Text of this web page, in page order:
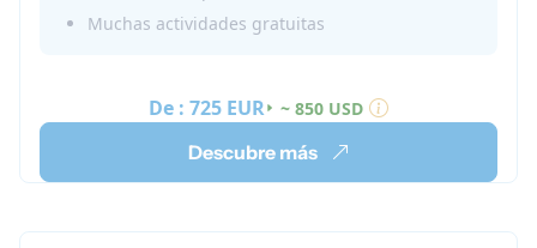
Barcelona está disponible todo el año. Por lo
en Barcelona con alojamiento.
Muchas actividades gratuitas
De : 725 EUR ~ 850 USD
Descubre más